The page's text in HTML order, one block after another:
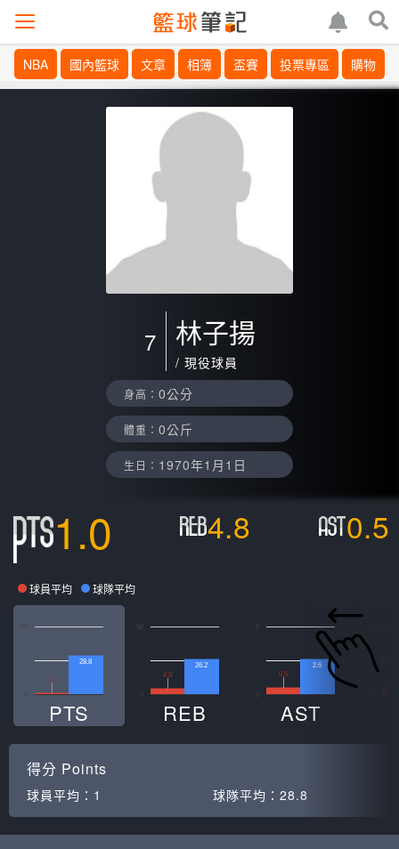
NBA 國內籃球 文章 相簿 盃賽 投票專區 購物
7 林子揚
/ 現役球員
身高： 0公分
體重： 0公斤
生日： 1970年1月1日
1.0 4.8 0.5
球員平均 球隊平均
50
1
28.8
PTS
50
4.8
26.2
REB
5
0.5
2.6
AST
得分 Points
球員平均： 1 球隊平均： 28.8